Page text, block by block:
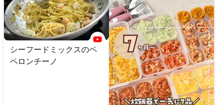
シーフードミックスのペ
ペロンチーノ